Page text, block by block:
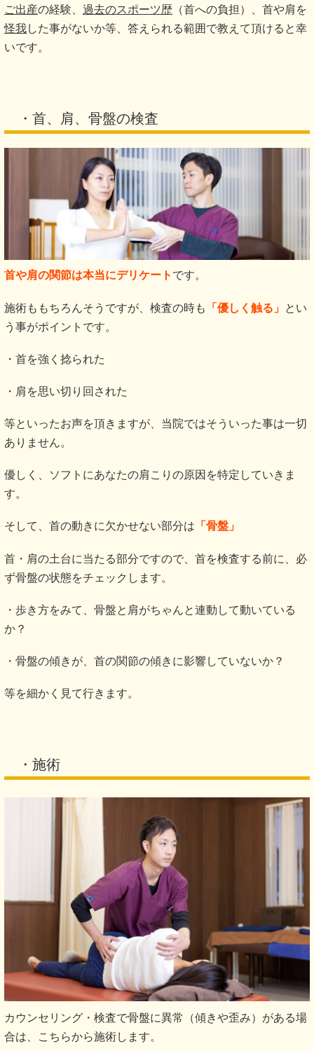
ご出産の経験、 過去のスポーツ歴 （首への負担）、首や肩を
怪我した事がないか等、答えられる範囲で教えて頂けると幸
いです。
・首、肩、骨盤の検査
首や肩の関節は本当にデリケート です。
施術ももちろんそうですが、検査の時も 「優しく触る」 とい
う事がポイントです。
・首を強く捻られた
・肩を思い切り回された
等といったお声を頂きますが、当院ではそういった事は一切
ありません。
優しく、ソフトにあなたの肩こりの原因を特定していきま
す。
そして、首の動きに欠かせない部分は 「骨盤」
首・肩の土台に当たる部分ですので、首を検査する前に、必
ず骨盤の状態をチェックします。
・歩き方をみて、骨盤と肩がちゃんと連動して動いている
か？
・骨盤の傾きが、首の関節の傾きに影響していないか？
等を細かく見て行きます。
・施術
カウンセリング・検査で骨盤に異常（傾きや歪み）がある場
合は、こちらから施術します。